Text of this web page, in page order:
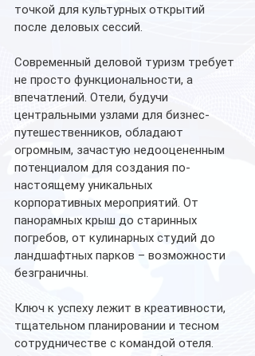
точкой для культурных открытий
после деловых сессий.
Современный деловой туризм требует
не просто функциональности, а
впечатлений. Отели, будучи
центральными узлами для бизнес-
путешественников, обладают
огромным, зачастую недооцененным
потенциалом для создания по-
настоящему уникальных
корпоративных мероприятий. От
панорамных крыш до старинных
погребов, от кулинарных студий до
ландшафтных парков – возможности
безграничны.
Ключ к успеху лежит в креативности,
тщательном планировании и тесном
сотрудничестве с командой отеля.